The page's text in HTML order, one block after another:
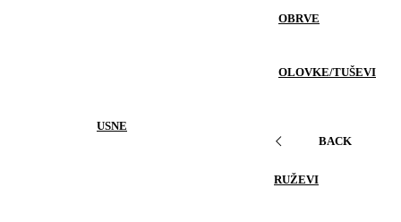
OBRVE
OLOVKE/TUŠEVI
USNE
BACK
RUŽEVI